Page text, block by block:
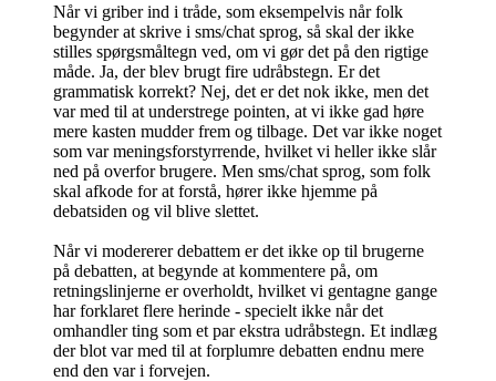
Når vi griber ind i tråde, som eksempelvis når folk
begynder at skrive i sms/chat sprog, så skal der ikke
stilles spørgsmåltegn ved, om vi gør det på den rigtige
måde. Ja, der blev brugt fire udråbstegn. Er det
grammatisk korrekt? Nej, det er det nok ikke, men det
var med til at understrege pointen, at vi ikke gad høre
mere kasten mudder frem og tilbage. Det var ikke noget
som var meningsforstyrrende, hvilket vi heller ikke slår
ned på overfor brugere. Men sms/chat sprog, som folk
skal afkode for at forstå, hører ikke hjemme på
debatsiden og vil blive slettet.
Når vi modererer debattem er det ikke op til brugerne
på debatten, at begynde at kommentere på, om
retningslinjerne er overholdt, hvilket vi gentagne gange
har forklaret flere herinde - specielt ikke når det
omhandler ting som et par ekstra udråbstegn. Et indlæg
der blot var med til at forplumre debatten endnu mere
end den var i forvejen.